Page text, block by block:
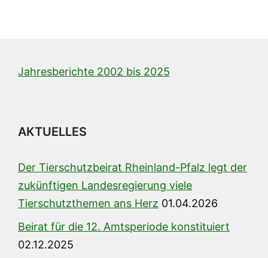
Jahresberichte 2002 bis 2025
AKTUELLES
Der Tierschutzbeirat Rheinland-Pfalz legt der
zukünftigen Landesregierung viele
Tierschutzthemen ans Herz 01.04.2026
Beirat für die 12. Amtsperiode konstituiert
02.12.2025